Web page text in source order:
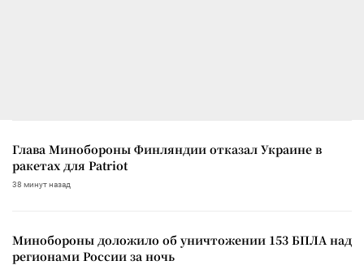
Глава Минобороны Финляндии отказал Украине в
ракетах для Patriot
38 минут назад
Минобороны доложило об уничтожении 153 БПЛА над
регионами России за ночь